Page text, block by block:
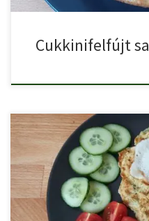
Cukkinifelfújt
Gorfiról elsőre talán
pedig […]